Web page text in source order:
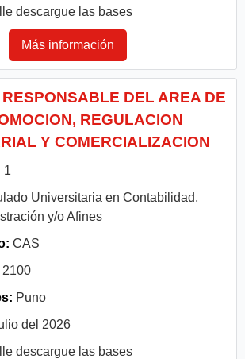
descargue las bases
Más información
DEL AREA DE
REGULACION
Y COMERCIALIZACION
1
Universitaria en Contabilidad,
y/o Afines
CAS
2100
Puno
del 2026
descargue las bases